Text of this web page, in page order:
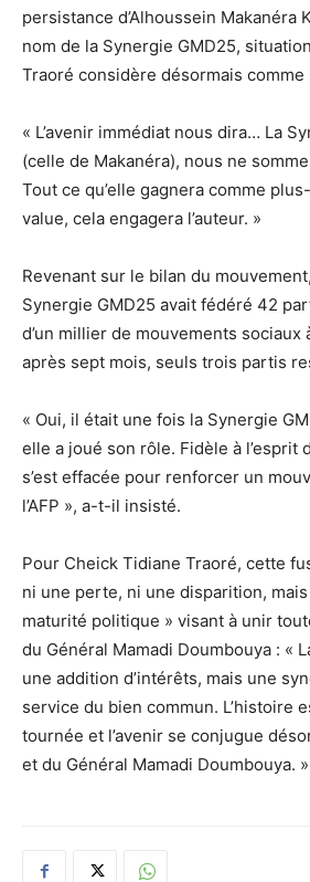
persistance d’Alhoussein Makanéra
nom de la Synergie GMD25,
Traoré considère désormais comme
« L’avenir immédiat nous dira… La
(celle de Makanéra), nous ne
Tout ce qu’elle gagnera comme
value, cela engagera l’auteur. »
Revenant sur le bilan du
Synergie GMD25 avait fédéré 42
d’un millier de mouvements sociaux
après sept mois, seuls trois partis
« Oui, il était une fois la Synergie
elle a joué son rôle. Fidèle à l’esprit
s’est effacée pour renforcer un
l’AFP », a-t-il insisté.
Pour Cheick Tidiane Traoré, cette
ni une perte, ni une disparition,
maturité politique » visant à unir
du Général Mamadi Doumbouya : «
une addition d’intérêts, mais une
service du bien commun. L’histoire
tournée et l’avenir se conjugue
et du Général Mamadi Doumbouya. »